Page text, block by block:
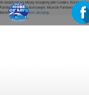
W ramach naszej witryny stosujemy pliki Cookies.
Państwa urządzeniu końcowym. Możecie Państwo w
internetowej.Rozumiem i akceptuję